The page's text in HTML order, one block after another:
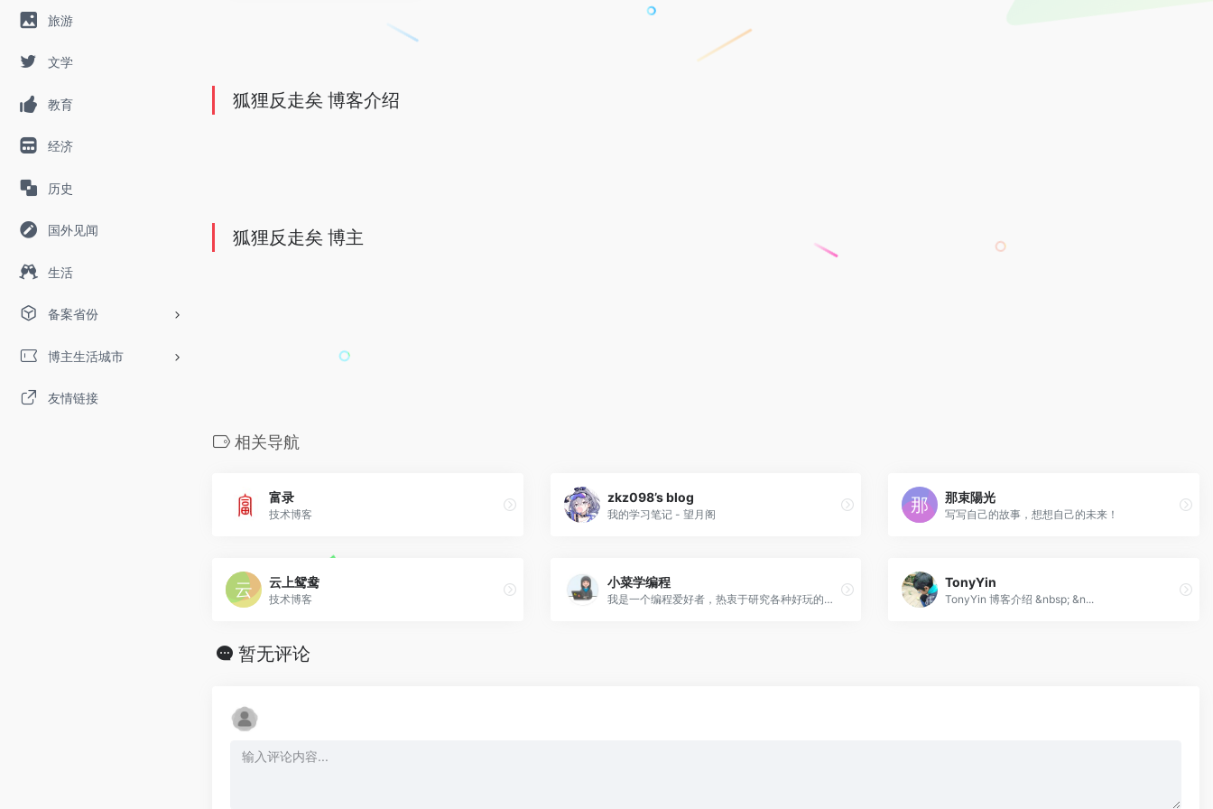
旅游
文学
教育
经济
历史
国外见闻
生活
备案省份
博主生活城市
友情链接
狐狸反走矣 博客介绍
狐狸反走矣 博主
相关导航
富录
技术博客
zkz098’s blog
我的学习笔记 - 望月阁
那束陽光
写写自己的故事，想想自己的未来！
云上鸳鸯
技术博客
小菜学编程
我是一个编程爱好者，热衷于研究各种好玩的编程技术。如果能将自己折腾过的小玩意都记录下来，应该会挺有意思得，这就是我搭建这个网站的初衷。
TonyYin
TonyYin 博客介绍 &nbsp; &n...
暂无评论